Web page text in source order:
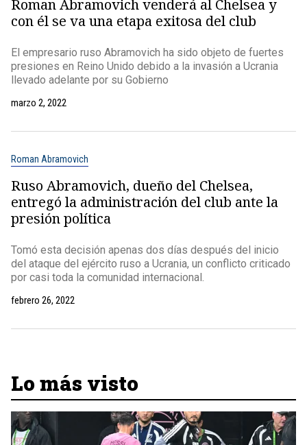
Roman Abramovich venderá al Chelsea y
con él se va una etapa exitosa del club
El empresario ruso Abramovich ha sido objeto de fuertes
presiones en Reino Unido debido a la invasión a Ucrania
llevado adelante por su Gobierno
marzo 2, 2022
Roman Abramovich
Ruso Abramovich, dueño del Chelsea,
entregó la administración del club ante la
presión política
Tomó esta decisión apenas dos días después del inicio
del ataque del ejército ruso a Ucrania, un conflicto criticado
por casi toda la comunidad internacional.
febrero 26, 2022
Lo más visto